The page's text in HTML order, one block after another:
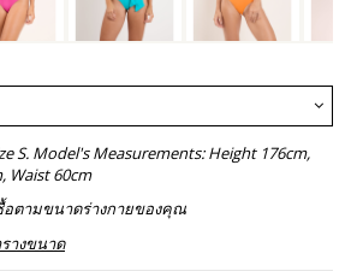
S. Model's Measurements: Height 176cm,
Waist 60cm
ตามขนาดร่างกายของคุณ
างขนาด